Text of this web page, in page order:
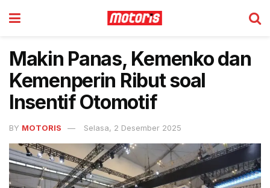
Makin Panas, Kemenko dan
Kemenperin Ribut soal
Insentif Otomotif
BY MOTORIS Selasa, 2 Desember 2025